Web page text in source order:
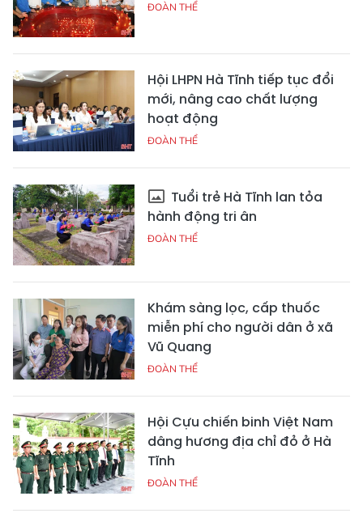
ĐOÀN THỂ
Hội LHPN Hà Tĩnh tiếp tục đổi
mới, nâng cao chất lượng
hoạt động
ĐOÀN THỂ
Tuổi trẻ Hà Tĩnh lan tỏa
hành động tri ân
ĐOÀN THỂ
Khám sàng lọc, cấp thuốc
miễn phí cho người dân ở xã
Vũ Quang
ĐOÀN THỂ
Hội Cựu chiến binh Việt Nam
dâng hương địa chỉ đỏ ở Hà
Tĩnh
ĐOÀN THỂ